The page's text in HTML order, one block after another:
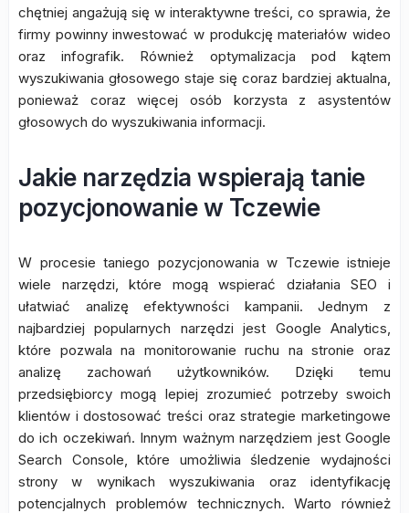
chętniej angażują się w interaktywne treści, co sprawia, że
firmy powinny inwestować w produkcję materiałów wideo
oraz infografik. Również optymalizacja pod kątem
wyszukiwania głosowego staje się coraz bardziej aktualna,
ponieważ coraz więcej osób korzysta z asystentów
głosowych do wyszukiwania informacji.
Jakie narzędzia wspierają tanie
pozycjonowanie w Tczewie
W procesie taniego pozycjonowania w Tczewie istnieje
wiele narzędzi, które mogą wspierać działania SEO i
ułatwiać analizę efektywności kampanii. Jednym z
najbardziej popularnych narzędzi jest Google Analytics,
które pozwala na monitorowanie ruchu na stronie oraz
analizę zachowań użytkowników. Dzięki temu
przedsiębiorcy mogą lepiej zrozumieć potrzeby swoich
klientów i dostosować treści oraz strategie marketingowe
do ich oczekiwań. Innym ważnym narzędziem jest Google
Search Console, które umożliwia śledzenie wydajności
strony w wynikach wyszukiwania oraz identyfikację
potencjalnych problemów technicznych. Warto również